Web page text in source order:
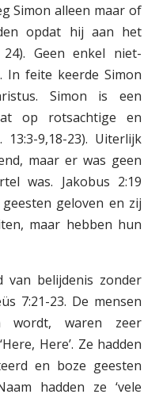
Simon alleen maar of
opdat hij aan het
Geen enkel niet-
In feite keerde Simon
Simon is een
op rotsachtige en
9,18-23). Uiterlijk
maar er was geen
was. Jakobus 2:19
geloven en zij
maar hebben hun
van belijdenis zonder
7:21-23. De mensen
wordt, waren zeer
Here’. Ze hadden
en boze geesten
hadden ze ‘vele